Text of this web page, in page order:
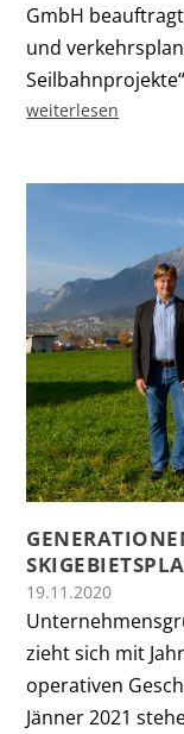
GmbH
und
weiterlesen
19.11.2020
zieht sich mit
operativen
Jänner 2021